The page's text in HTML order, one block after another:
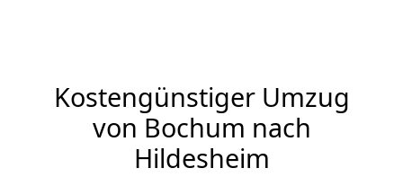
Kostengünstiger Umzug
von Bochum nach
Hildesheim